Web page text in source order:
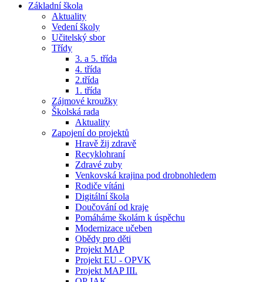
Základní škola
Aktuality
Vedení školy
Učitelský sbor
Třídy
3. a 5. třída
4. třída
2.třída
1. třída
Zájmové kroužky
Školská rada
Aktuality
Zapojení do projektů
Hravě žij zdravě
Recyklohraní
Zdravé zuby
Venkovská krajina pod drobnohledem
Rodiče vítáni
Digitální škola
Doučování od kraje
Pomáháme školám k úspěchu
Modernizace učeben
Obědy pro děti
Projekt MAP
Projekt EU - OPVK
Projekt MAP III.